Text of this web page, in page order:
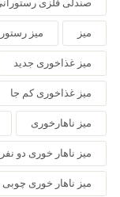
صندلی فلزی
میز میز
میز غذاخوری جدید
میز غذاخوری کم جا
میز ناهارخوری
میز ناهار خوری دو
میز ناهار خوری چوبی